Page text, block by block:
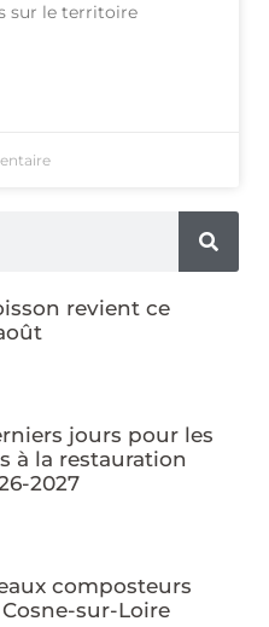
sur le territoire
revient ce
jours pour les
à la restauration
2027
composteurs
sur-Loire